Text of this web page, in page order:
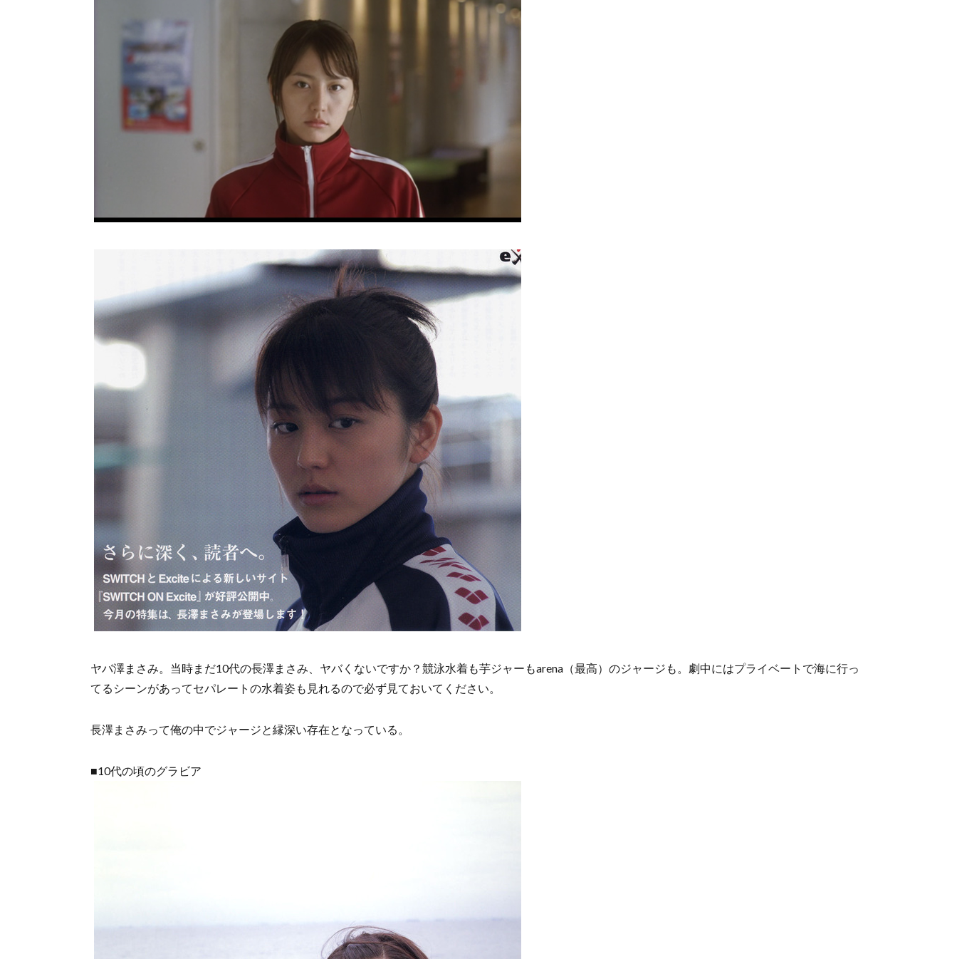
ヤバ澤まさみ。当時まだ10代の長澤まさみ、ヤバくないですか？競泳水着も芋ジャーもarena（最高）のジャージも。劇中にはプライベートで海に行っ
てるシーンがあってセパレートの水着姿も見れるので必ず見ておいてください。
長澤まさみって俺の中でジャージと縁深い存在となっている。
■10代の頃のグラビア